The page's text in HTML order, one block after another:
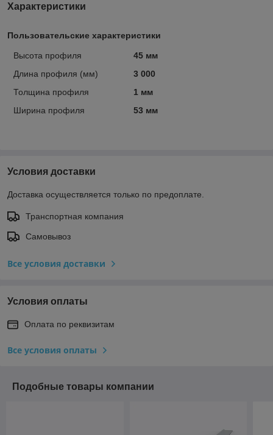
Характеристики
Пользовательские характеристики
Высота профиля
45 мм
Длина профиля (мм)
3 000
Толщина профиля
1 мм
Ширина профиля
53 мм
Условия доставки
Доставка осуществляется только по предоплате.
Транспортная компания
Самовывоз
Все условия доставки
Условия оплаты
Оплата по реквизитам
Все условия оплаты
Подобные товары компании